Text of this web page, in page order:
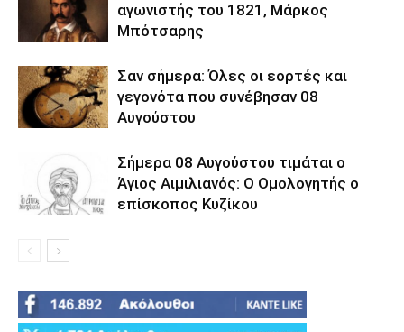
αγωνιστής του 1821, Μάρκος
Μπότσαρης
Σαν σήμερα: Όλες οι εορτές και
γεγονότα που συνέβησαν 08
Αυγούστου
Σήμερα 08 Αυγούστου τιμάται ο
Άγιος Αιμιλιανός: Ο Ομολογητής ο
επίσκοπος Κυζίκου